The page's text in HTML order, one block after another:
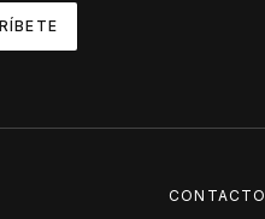
CONTACTO